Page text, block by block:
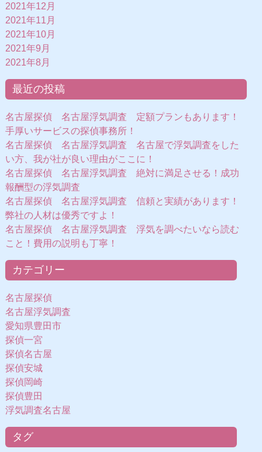
2021年12月
2021年11月
2021年10月
2021年9月
2021年8月
最近の投稿
名古屋探偵 名古屋浮気調査 定額プランもあります！
手厚いサービスの探偵事務所！
名古屋探偵 名古屋浮気調査 名古屋で浮気調査をした
い方、我が社が良い理由がここに！
名古屋探偵 名古屋浮気調査 絶対に満足させる！成功
報酬型の浮気調査
名古屋探偵 名古屋浮気調査 信頼と実績があります！
弊社の人材は優秀ですよ！
名古屋探偵 名古屋浮気調査 浮気を調べたいなら読む
こと！費用の説明も丁寧！
カテゴリー
名古屋探偵
名古屋浮気調査
愛知県豊田市
探偵一宮
探偵名古屋
探偵安城
探偵岡崎
探偵豊田
浮気調査名古屋
タグ